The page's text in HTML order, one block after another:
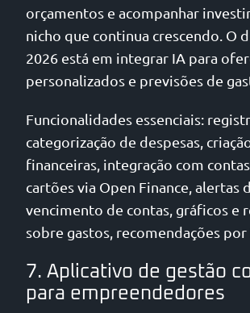
orçamentos e acompanhar
nicho que continua crescendo. O
2026 está em integrar IA para
personalizados e previsões de
Funcionalidades essenciais:
categorização de despesas,
financeiras, integração com
cartões via Open Finance, alertas
vencimento de contas, gráficos e
sobre gastos, recomendações por
7. Aplicativo de gestão
para empreendedores